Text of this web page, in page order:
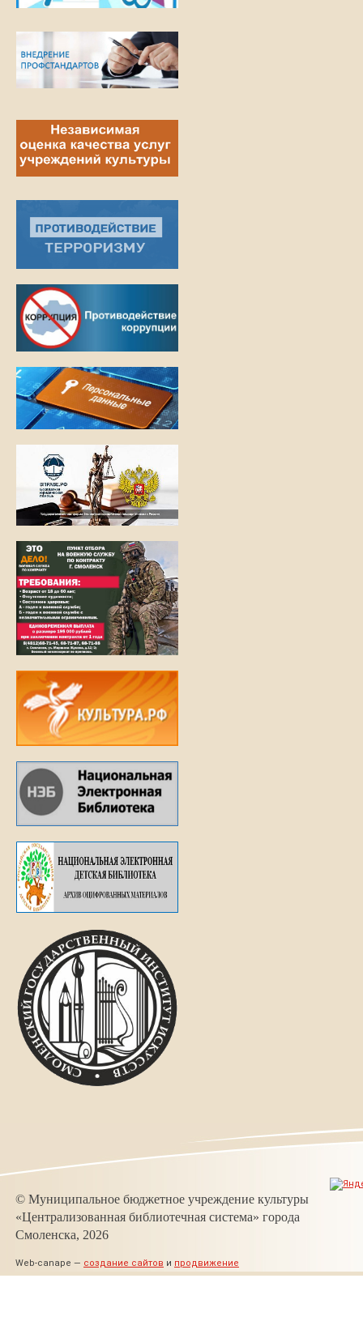
© Муниципальное бюджетное учреждение культуры
«Централизованная библиотечная система» города
Смоленска, 2026
Web-canape — создание сайтов и продвижение